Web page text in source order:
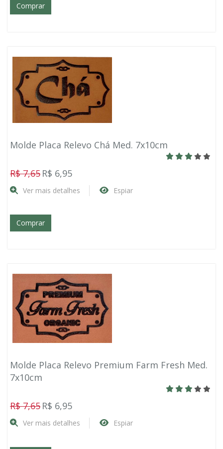
Comprar
Molde Placa Relevo Chá Med. 7x10cm
R$ 7,65 R$ 6,95
Ver mais detalhes Espiar
Comprar
Molde Placa Relevo Premium Farm Fresh Med.
7x10cm
R$ 7,65 R$ 6,95
Ver mais detalhes Espiar